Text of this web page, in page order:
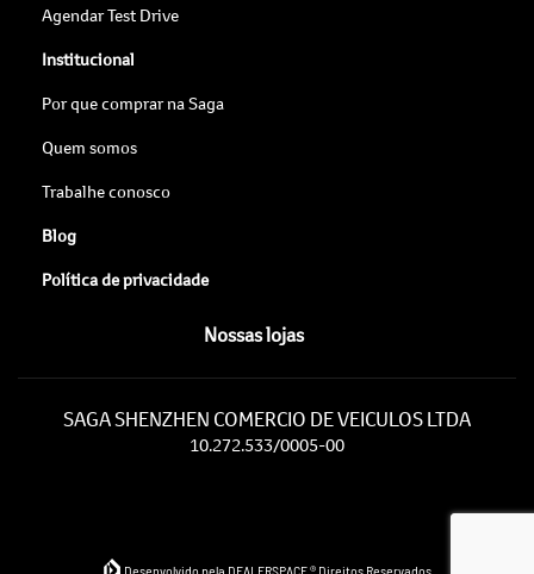
Agendar Test Drive
Institucional
Por que comprar na Saga
Quem somos
Trabalhe conosco
Blog
Política de privacidade
Nossas lojas
SAGA SHENZHEN COMERCIO DE VEICULOS LTDA
10.272.533/0005-00
Desenvolvido pela DEALERSPACE ® Direitos Reservados.